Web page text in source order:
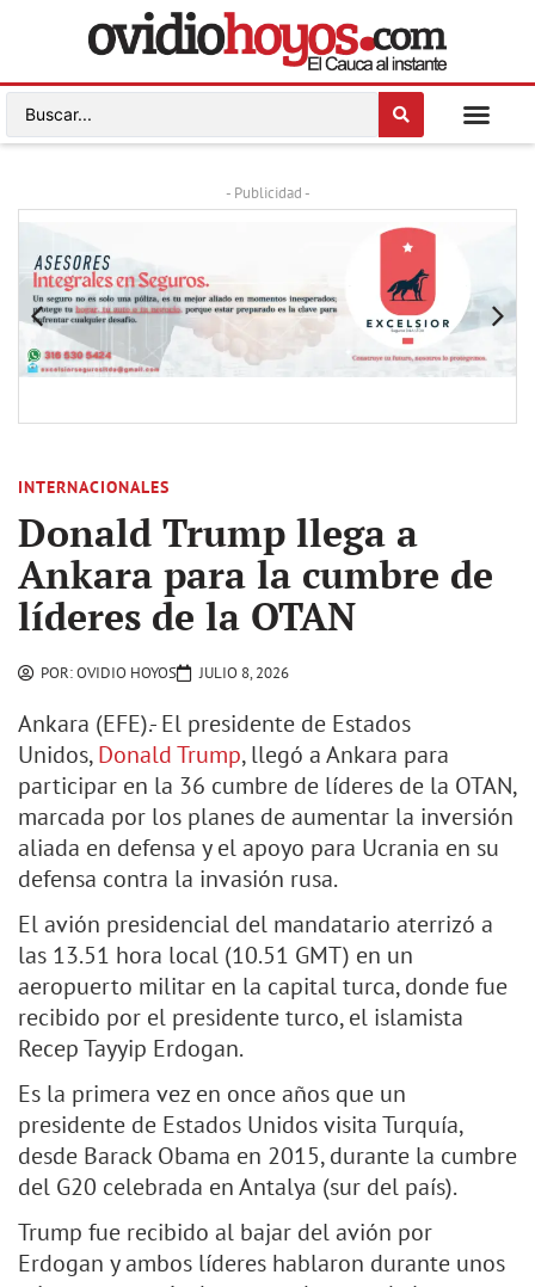
- Publicidad -
INTERNACIONALES
Donald Trump llega a
Ankara para la cumbre de
líderes de la OTAN
POR:OVIDIO HOYOS JULIO 8, 2026
Ankara (EFE).- El presidente de Estados
Unidos,Donald Trump, llegó a Ankara para
participar en la 36 cumbre de líderes de la OTAN,
marcada por los planes de aumentar la inversión
aliada en defensa y el apoyo para Ucrania en su
defensa contra la invasión rusa.
El avión presidencial del mandatario aterrizó a
las 13.51 hora local (10.51 GMT) en un
aeropuerto militar en la capital turca, donde fue
recibido por el presidente turco, el islamista
Recep Tayyip Erdogan.
Es la primera vez en once años que un
presidente de Estados Unidos visita Turquía,
desde Barack Obama en 2015, durante la cumbre
del G20 celebrada en Antalya (sur del país).
Trump fue recibido al bajar del avión por
Erdogan y ambos líderes hablaron durante unos